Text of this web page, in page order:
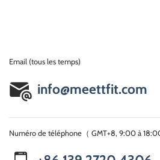
Email (tous les temps)
info@meettfit.com
Numéro de téléphone（ GMT+8, 9:00 à